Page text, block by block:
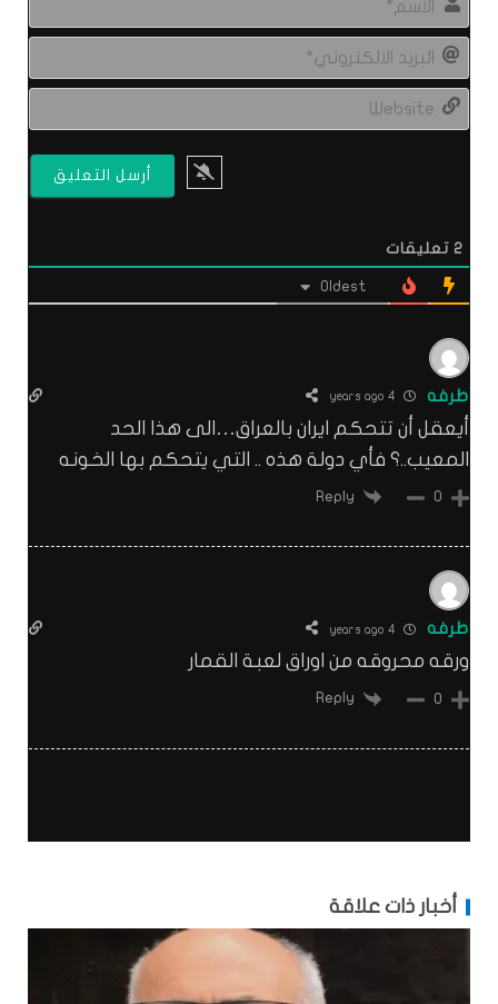
2 تعليقات
Oldest
طرفه
أيعقل أن تتحكم ايران بالعراق…الى هذا الحد
المعيب..؟ فأي دولة هذه .. التي يتحكم بها الخونه
0
Reply
طرفه
ورقه محروقه من اوراق لعبة القمار
0
Reply
أخبار ذات علاقة